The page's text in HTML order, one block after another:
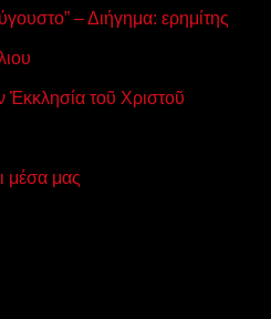
– Διήγημα: ερημίτης
Ἐκκλησία τοῦ Χριστοῦ
μέσα μας